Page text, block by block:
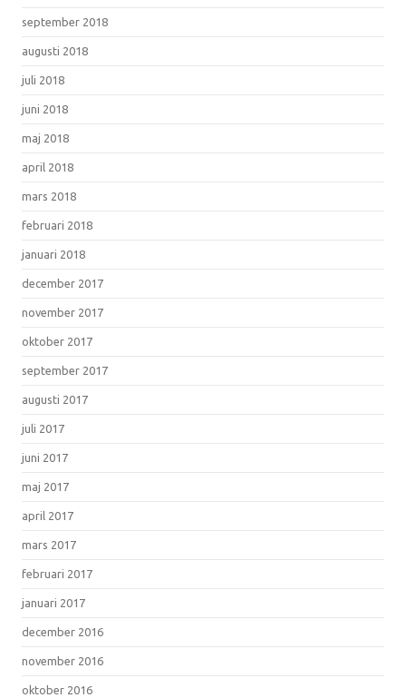
september 2018
augusti 2018
juli 2018
juni 2018
maj 2018
april 2018
mars 2018
februari 2018
januari 2018
december 2017
november 2017
oktober 2017
september 2017
augusti 2017
juli 2017
juni 2017
maj 2017
april 2017
mars 2017
februari 2017
januari 2017
december 2016
november 2016
oktober 2016